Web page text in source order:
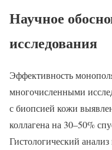
Научное
исследования
Эффективность
многочисленными
с биопсией кожи
коллагена на 30–50%
Гистологический